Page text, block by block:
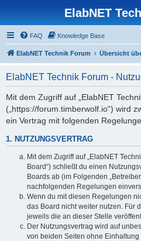
ElabNET
FAQ Knowledge Base
ElabNET Technik Forum Übersicht
ElabNET Technik Forum -
Mit dem Zugriff auf „ElabNET
(„https://forum.timberwolf.io“) wird
ein Vertrag mit folgenden
1. NUTZUNGSVERTRAG
Mit dem Zugriff auf „ElabNET
Board“) schließt du einen
Boards ab (im Folgenden
nachfolgenden Regelungen
Wenn du mit diesen Regelungen
das Board nicht weiter nutzen. Für
jeweils die an dieser Stelle
Der Nutzungsvertrag wird auf
von beiden Seiten ohne